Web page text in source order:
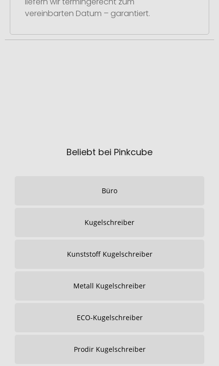
vereinbarten Datum – garantiert.
Beliebt bei Pinkcube
Büro
Kugelschreiber
Kunststoff Kugelschreiber
Metall Kugelschreiber
ECO-Kugelschreiber
Prodir Kugelschreiber